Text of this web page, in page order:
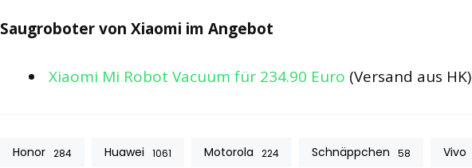
Saugroboter von Xiaomi im Angebot
Xiaomi Mi Robot Vacuum für 234.90 Euro (Versand aus HK)
Honor 284 Huawei 1061 Motorola 224 Schnäppchen 58 Vivo